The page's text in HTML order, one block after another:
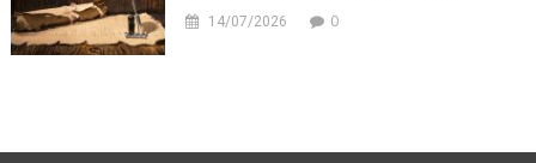
14/07/2026 0